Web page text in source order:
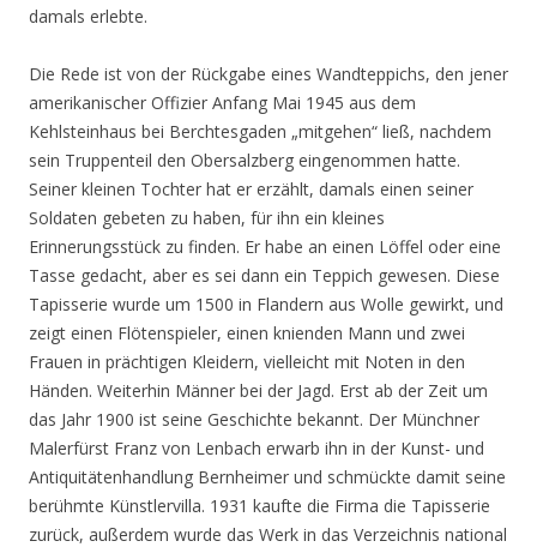
damals erlebte.
Die Rede ist von der Rückgabe eines Wandteppichs, den jener
amerikanischer Offizier Anfang Mai 1945 aus dem
Kehlsteinhaus bei Berchtesgaden „mitgehen“ ließ, nachdem
sein Truppenteil den Obersalzberg eingenommen hatte.
Seiner kleinen Tochter hat er erzählt, damals einen seiner
Soldaten gebeten zu haben, für ihn ein kleines
Erinnerungsstück zu finden. Er habe an einen Löffel oder eine
Tasse gedacht, aber es sei dann ein Teppich gewesen. Diese
Tapisserie wurde um 1500 in Flandern aus Wolle gewirkt, und
zeigt einen Flötenspieler, einen knienden Mann und zwei
Frauen in prächtigen Kleidern, vielleicht mit Noten in den
Händen. Weiterhin Männer bei der Jagd. Erst ab der Zeit um
das Jahr 1900 ist seine Geschichte bekannt. Der Münchner
Malerfürst Franz von Lenbach erwarb ihn in der Kunst- und
Antiquitätenhandlung Bernheimer und schmückte damit seine
berühmte Künstlervilla. 1931 kaufte die Firma die Tapisserie
zurück, außerdem wurde das Werk in das Verzeichnis national